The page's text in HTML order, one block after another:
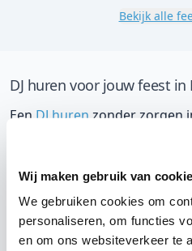
Wij maken gebruik van
We gebruiken cookies om
personaliseren, om functies
en om ons websiteverkeer te
Bekijk alle
DJ huren voor jouw feest in
Een DJ huren zonder zorgen
voordat je een DJ voor jouw
natuurlijk weten wat het kost.
Een DJ boeken uit Friesland